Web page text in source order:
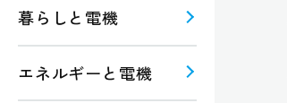
暮らしと電機
エネルギーと電機
ギー